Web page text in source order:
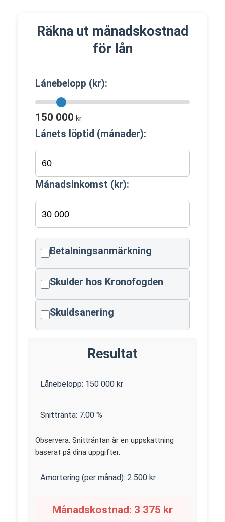
Räkna ut månadskostnad
för lån
Lånebelopp (kr):
150 000 kr
Lånets löptid (månader):
Månadsinkomst (kr):
Betalningsanmärkning
Skulder hos Kronofogden
Skuldsanering
Resultat
Lånebelopp: 150 000 kr
Snittränta: 7.00 %
Observera: Snitträntan är en uppskattning
baserat på dina uppgifter.
Amortering (per månad): 2 500 kr
Månadskostnad: 3 375 kr